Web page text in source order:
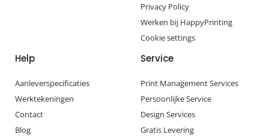
Privacy Policy
Werken bij HappyPrinting
Cookie settings
Help
Aanleverspecificaties
Werktekeningen
Contact
Blog
Service
Print Management Services
Persoonlijke Service
Design Services
Gratis Levering